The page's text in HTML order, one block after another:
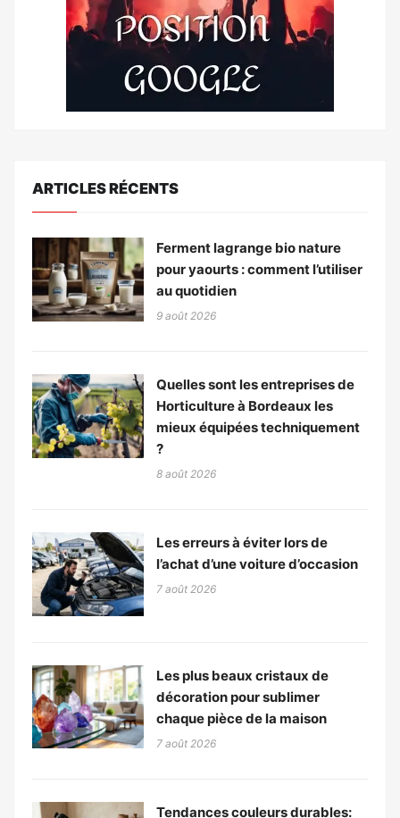
ARTICLES RÉCENTS
Ferment lagrange bio nature
pour yaourts : comment l’utiliser
au quotidien
9 août 2026
Quelles sont les entreprises de
Horticulture à Bordeaux les
mieux équipées techniquement
?
8 août 2026
Les erreurs à éviter lors de
l’achat d’une voiture d’occasion
7 août 2026
Les plus beaux cristaux de
décoration pour sublimer
chaque pièce de la maison
7 août 2026
Tendances couleurs durables: